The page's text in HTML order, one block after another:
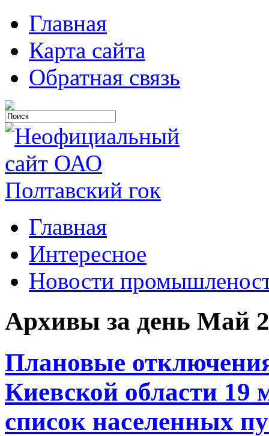
Главная
Карта сайта
Обратная связь
Главная
Интересное
Новости
Архивы за день Май
Плановые
Киевской области 19
список населенных